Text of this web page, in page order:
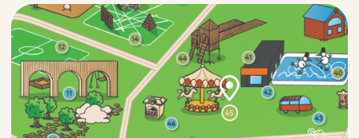
Круглый год в парке НЕЛЖА.РУ самые
маленькие гости могут прокатиться на карусели.
Верхом на ярких механических лошадках
получаются невероятно красивые фотографии.